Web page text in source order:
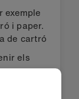
exemple
i paper.
de cartró
els